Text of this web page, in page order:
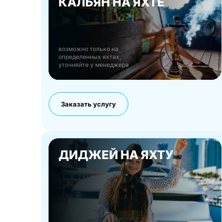
возможно только на
определенных яхтах,
уточняйте у менеджера
Заказать услугу
ДИДЖЕЙ НА ЯХТУ